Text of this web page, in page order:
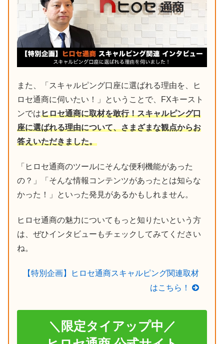
また、「スキャルピング口座に選ばれる理由を、ヒ
ロセ通商に伺いたい！」ということで、FXキースト
ンではヒロセ通商に取材を敢行！スキャルピング口
座に選ばれる理由について、さまざまな観点からお
答えいただきました。
「ヒロセ通商のツールにそんな便利機能があった
の？」「そんな情報コンテンツがあったとは知らな
かった！」といった発見があるかもしれません。
ヒロセ通商の魅力についてもっと知りたいという方
は、ぜひインタビューもチェックしてみてください
ね。
【特別企画】ヒロセ通商スキャルピング関連取材
はこちら！
＼限定タイアップ中／